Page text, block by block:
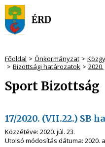
Főoldal Önkormányzat
Bizottsági határozatok
2020.
Sport Bizottság
17/2020. (VII.22.) SB
Közzétéve: 2020. júl. 23.
Utolsó módosítás dátuma: 2020.